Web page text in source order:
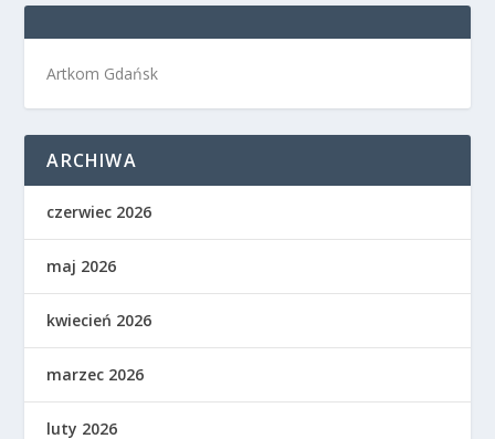
Artkom Gdańsk
ARCHIWA
czerwiec 2026
maj 2026
kwiecień 2026
marzec 2026
luty 2026